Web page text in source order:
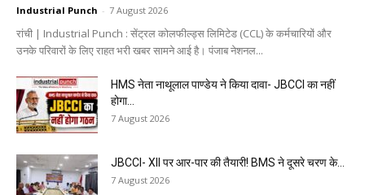
Industrial Punch - 7 August 2026
रांची | Industrial Punch : सेंट्रल कोलफील्ड्स लिमिटेड (CCL) के कर्मचारियों और
उनके परिवारों के लिए राहत भरी खबर सामने आई है। पंजाब नेशनल...
HMS नेता नाथूलाल पाण्डेय ने किया दावा- JBCCI का नहीं
होगा...
7 August 2026
JBCCI- XII पर आर-पार की तैयारी! BMS ने दूसरे चरण के...
7 August 2026